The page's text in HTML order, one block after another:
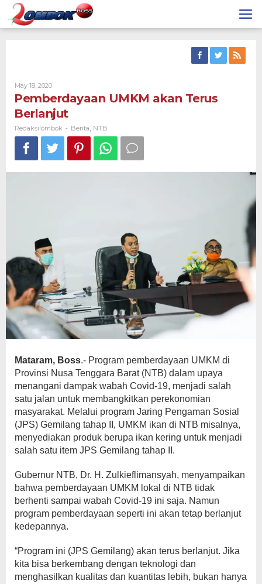
Skip
content
May 18, 2020By
Redaksilombok
Pemberdayaan UMKM akan Terus
Berlanjut
Redaksilombok - Berita NTB
Mataram, Boss.- Program pemberdayaan UMKM di
Provinsi Nusa Tenggara Barat (NTB) dalam upaya
menangani dampak wabah Covid-19, menjadi salah
satu jalan untuk membangkitkan perekonomian
masyarakat. Melalui program Jaring Pengaman Sosial
(JPS) Gemilang tahap II, UMKM ikan di NTB misalnya,
menyediakan produk berupa ikan kering untuk menjadi
salah satu item JPS Gemilang tahap II.
Gubernur NTB, Dr. H. Zulkieflimansyah, menyampaikan
bahwa pemberdayaan UMKM lokal di NTB tidak
berhenti sampai wabah Covid-19 ini saja. Namun
program pemberdayaan seperti ini akan tetap berlanjut
kedepannya.
“Program ini (JPS Gemilang) akan terus berlanjut. Jika
kita bisa berkembang dengan teknologi dan
menghasilkan kualitas dan kuantitas lebih, bukan hanya